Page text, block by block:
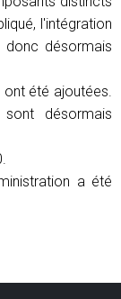
l'intégration
désormais
ont été ajoutées.
désormais
a été